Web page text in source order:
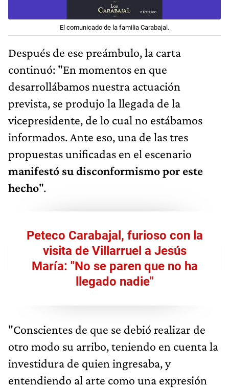
El comunicado de la familia Carabajal.
Después de ese preámbulo, la carta
continuó: "En momentos en que
desarrollábamos nuestra actuación
prevista, se produjo la llegada de la
vicepresidente, de lo cual no estábamos
informados. Ante eso, una de las tres
propuestas unificadas en el escenario
manifestó su disconformismo por este
hecho".
Peteco Carabajal, furioso con la
visita de Villarruel a Jesús
María: "No se paren que no ha
llegado nadie"
"Conscientes de que se debió realizar de
otro modo su arribo, teniendo en cuenta la
investidura de quien ingresaba, y
entendiendo al arte como una expresión